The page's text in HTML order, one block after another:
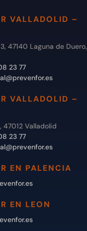
VALLADOLID –
47140 Laguna de Duero,
23 77
VALLADOLID –
47012 Valladolid
23 77
EN PALENCIA
EN LEON